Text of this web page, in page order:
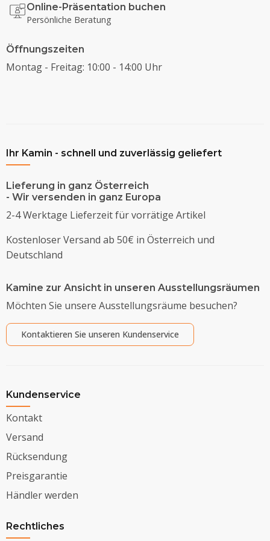
Online-Präsentation buchen
Persönliche Beratung
Öffnungszeiten
Montag - Freitag: 10:00 - 14:00 Uhr
Ihr Kamin - schnell und zuverlässig geliefert
Lieferung in ganz Österreich
- Wir versenden in ganz Europa
2-4 Werktage Lieferzeit für vorrätige Artikel
Kostenloser Versand ab 50€ in Österreich und
Deutschland
Kamine zur Ansicht in unseren Ausstellungsräumen
Möchten Sie unsere Ausstellungsräume besuchen?
Kontaktieren Sie unseren Kundenservice
Kundenservice
Kontakt
Versand
Rücksendung
Preisgarantie
Händler werden
Rechtliches